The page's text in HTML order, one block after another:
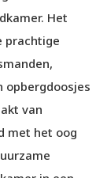
Het
prachtige
opbergdoosjes
van
met het oog